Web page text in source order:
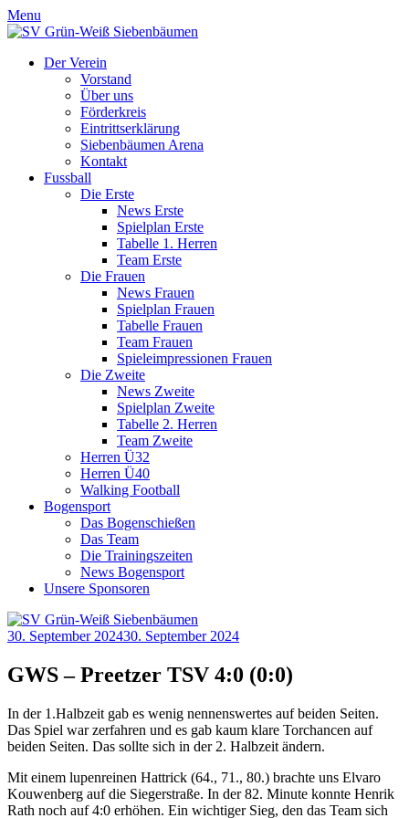
Menu
Der Verein
Vorstand
Über uns
Förderkreis
Eintrittserklärung
Siebenbäumen Arena
Kontakt
Fussball
Die Erste
News Erste
Spielplan Erste
Tabelle 1. Herren
Team Erste
Die Frauen
News Frauen
Spielplan Frauen
Tabelle Frauen
Team Frauen
Spieleimpressionen Frauen
Die Zweite
News Zweite
Spielplan Zweite
Tabelle 2. Herren
Team Zweite
Herren Ü32
Herren Ü40
Walking Football
Bogensport
Das Bogenschießen
Das Team
Die Trainingszeiten
News Bogensport
Unsere Sponsoren
30. September 202430. September 2024
GWS – Preetzer TSV 4:0 (0:0)
In der 1.Halbzeit gab es wenig nennenswertes auf beiden Seiten.
Das Spiel war zerfahren und es gab kaum klare Torchancen auf
beiden Seiten. Das sollte sich in der 2. Halbzeit ändern.
Mit einem lupenreinen Hattrick (64., 71., 80.) brachte uns Elvaro
Kouwenberg auf die Siegerstraße. In der 82. Minute konnte Henrik
Rath noch auf 4:0 erhöhen. Ein wichtiger Sieg, den das Team sich